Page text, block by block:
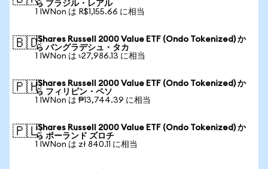
ら ブラジル・レアル
1 IWNon は R$1,155.66 に相当
🇧🇩iShares Russell 2000 Value ETF (Ondo Tokenized) か
ら バングラデシュ・タカ
1 IWNon は ৳27,986.13 に相当
🇵🇭iShares Russell 2000 Value ETF (Ondo Tokenized) か
ら フィリピン・ペソ
1 IWNon は ₱13,744.39 に相当
🇵🇱iShares Russell 2000 Value ETF (Ondo Tokenized) か
ら ポーランド ズロチ
1 IWNon は zł 840.11 に相当